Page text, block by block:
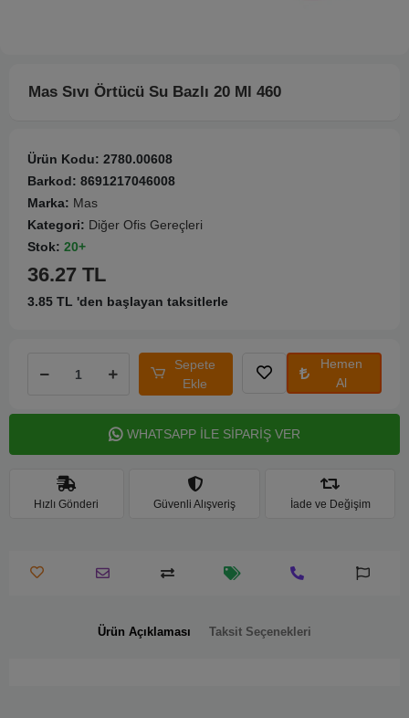
Mas Sıvı Örtücü Su Bazlı 20 Ml 460
Ürün Kodu: 2780.00608
Barkod: 8691217046008
Marka: Mas
Kategori: Diğer Ofis Gereçleri
Stok: 20+
36.27 TL
3.85 TL 'den başlayan taksitlerle
Sepete
Ekle
Hemen
Al
WHATSAPP İLE SİPARİŞ VER
Hızlı Gönderi Güvenli Alışveriş İade ve Değişim
Ürün Açıklaması Taksit Seçenekleri